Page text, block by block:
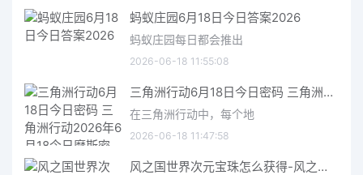
蚂蚁庄园6月18日今日答案2026
蚂蚁庄园每日都会推出
2026-06-18 11:55:08
三角洲行动6月18日今日密码 三角洲行动2026年6月18今日摩斯密码分享
在三角洲行动中，每个地
2026-06-18 11:47:58
风之国世界次元宝珠怎么获得-风之国世界次元宝珠获取方法介绍